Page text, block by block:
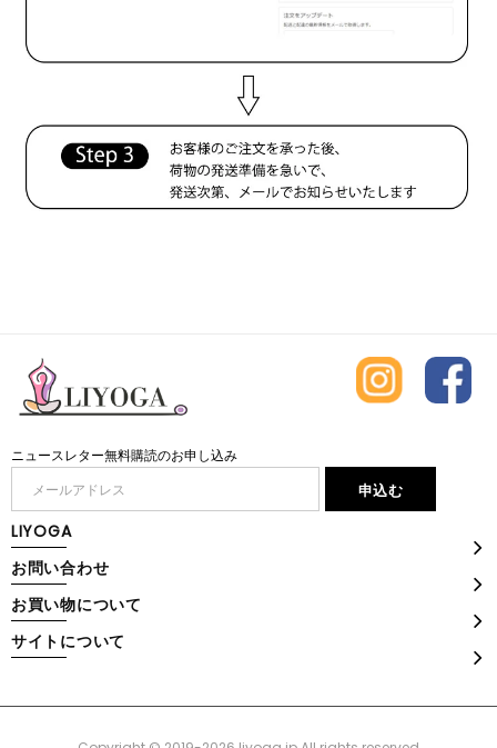
ニュースレター無料購読のお申し込み
LIYOGA
お問い合わせ
お買い物について
サイトについて